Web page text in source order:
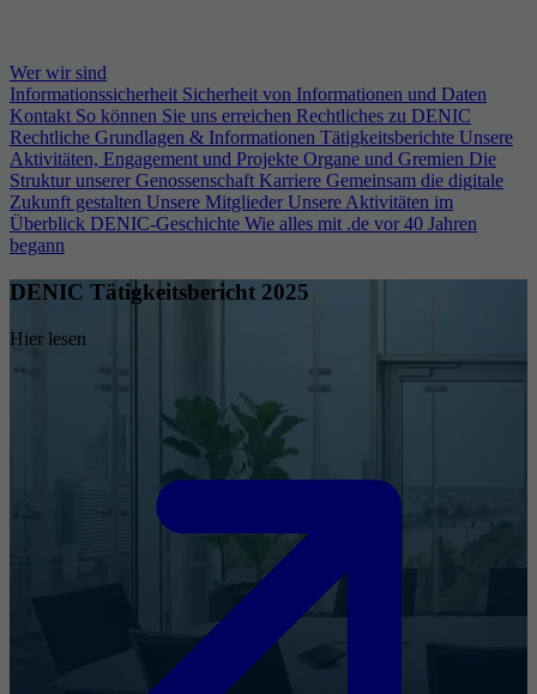
Wer wir sind
Informationssicherheit Sicherheit von Informationen und Daten
Kontakt So können Sie uns erreichen Rechtliches zu DENIC
Rechtliche Grundlagen & Informationen Tätigkeitsberichte Unsere
Aktivitäten, Engagement und Projekte Organe und Gremien Die
Struktur unserer Genossenschaft Karriere Gemeinsam die digitale
Zukunft gestalten Unsere Mitglieder Unsere Aktivitäten im
Überblick DENIC-Geschichte Wie alles mit .de vor 40 Jahren
begann
DENIC Tätigkeitsbericht 2025
Hier lesen